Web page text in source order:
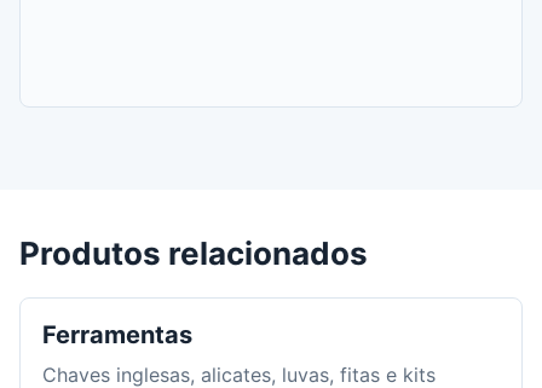
Produtos relacionados
Ferramentas
Chaves inglesas, alicates, luvas, fitas e kits